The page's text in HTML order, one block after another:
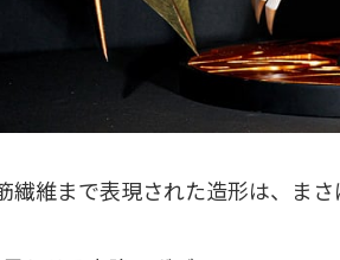
繊維まで表現された造形は、まさ